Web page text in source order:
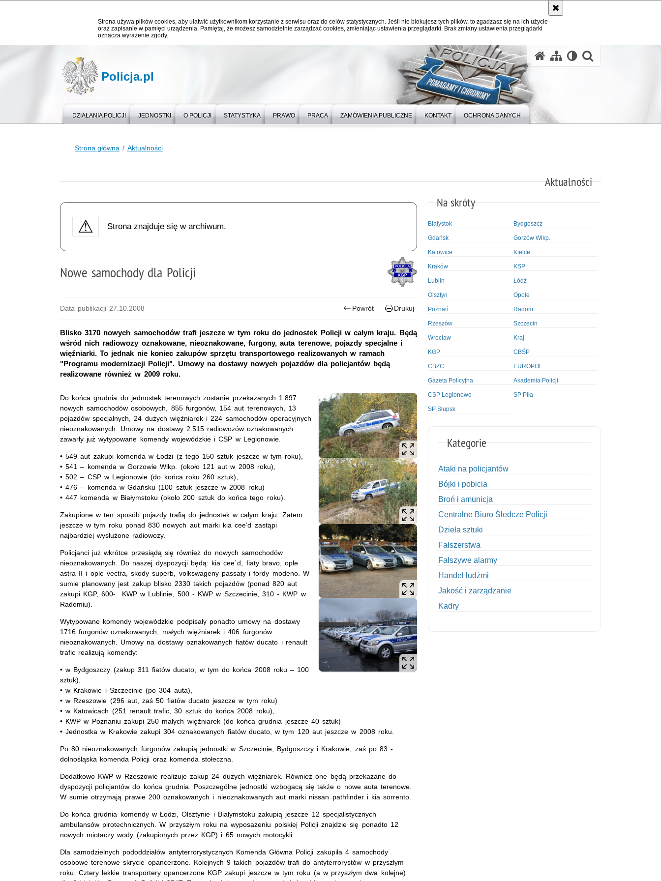
Strona używa plików cookies, aby ułatwić użytkownikom korzystanie z serwisu oraz do celów statystycznych. Jeśli nie blokujesz tych plików, to zgadzasz się na ich użycie
oraz zapisanie w pamięci urządzenia. Pamiętaj, że możesz samodzielnie zarządzać cookies, zmieniając ustawienia przeglądarki. Brak zmiany ustawienia przeglądarki
oznacza wyrażenie zgody.
Policja.pl
DZIAŁANIA POLICJI JEDNOSTKI O POLICJI STATYSTYKA PRAWO PRACA ZAMÓWIENIA PUBLICZNE KONTAKT OCHRONA DANYCH
Strona główna Aktualności
Aktualności
Strona znajduje się w archiwum.
Nowe samochody dla Policji
Data publikacji 27.10.2008 Powrót Drukuj
Blisko 3170 nowych samochodów trafi jeszcze w tym roku do jednostek Policji w całym kraju. Będą
wśród nich radiowozy oznakowane, nieoznakowane, furgony, auta terenowe, pojazdy specjalne i
więźniarki. To jednak nie koniec zakupów sprzętu transportowego realizowanych w ramach
"Programu modernizacji Policji". Umowy na dostawy nowych pojazdów dla policjantów będą
realizowane również w 2009 roku.
Do końca grudnia do jednostek terenowych zostanie przekazanych 1.897
nowych samochodów osobowych, 855 furgonów, 154 aut terenowych, 13
pojazdów specjalnych, 24 dużych więźniarek i 224 samochodów operacyjnych
nieoznakowanych. Umowy na dostawy 2.515 radiowozów oznakowanych
zawarły już wytypowane komendy wojewódzkie i CSP w Legionowie.
• 549 aut zakupi komenda w Łodzi (z tego 150 sztuk jeszcze w tym roku),
• 541 – komenda w Gorzowie Wlkp. (około 121 aut w 2008 roku),
• 502 – CSP w Legionowie (do końca roku 260 sztuk),
• 476 – komenda w Gdańsku (100 sztuk jeszcze w 2008 roku)
• 447 komenda w Białymstoku (około 200 sztuk do końca tego roku).
Zakupione w ten sposób pojazdy trafią do jednostek w całym kraju. Zatem
jeszcze w tym roku ponad 830 nowych aut marki kia cee’d zastąpi
najbardziej wysłużone radiowozy.
Policjanci już wkrótce przesiądą się również do nowych samochodów
nieoznakowanych. Do naszej dyspozycji będą: kia cee`d, fiaty bravo, ople
astra II i ople vectra, skody superb, volkswageny passaty i fordy modeno. W
sumie planowany jest zakup blisko 2330 takich pojazdów (ponad 820 aut
zakupi KGP, 600- KWP w Lublinie, 500 - KWP w Szczecinie, 310 - KWP w
Radomiu).
Wytypowane komendy wojewódzkie podpisały ponadto umowy na dostawy
1716 furgonów oznakowanych, małych więźniarek i 406 furgonów
nieoznakowanych. Umowy na dostawy oznakowanych fiatów ducato i renault
trafic realizują komendy:
• w Bydgoszczy (zakup 311 fiatów ducato, w tym do końca 2008 roku – 100
sztuk),
• w Krakowie i Szczecinie (po 304 auta),
• w Rzeszowie (296 aut, zaś 50 fiatów ducato jeszcze w tym roku)
• w Katowicach (251 renault trafic, 30 sztuk do końca 2008 roku),
• KWP w Poznaniu zakupi 250 małych więźniarek (do końca grudnia jeszcze 40 sztuk)
• Jednostka w Krakowie zakupi 304 oznakowanych fiatów ducato, w tym 120 aut jeszcze w 2008 roku.
Po 80 nieoznakowanych furgonów zakupią jednostki w Szczecinie, Bydgoszczy i Krakowie, zaś po 83 -
dolnośląska komenda Policji oraz komenda stołeczna.
Dodatkowo KWP w Rzeszowie realizuje zakup 24 dużych więźniarek. Również one będą przekazane do
dyspozycji policjantów do końca grudnia. Poszczególne jednostki wzbogacą się także o nowe auta terenowe.
W sumie otrzymają prawie 200 oznakowanych i nieoznakowanych aut marki nissan pathfinder i kia sorrento.
Do końca grudnia komendy w Łodzi, Olsztynie i Białymstoku zakupią jeszcze 12 specjalistycznych
ambulansów pirotechnicznych. W przyszłym roku na wyposażeniu polskiej Policji znajdzie się ponadto 12
nowych miotaczy wody (zakupionych przez KGP) i 65 nowych motocykli.
Dla samodzielnych pododdziałów antyterrorystycznych Komenda Główna Policji zakupiła 4 samochody
osobowe terenowe skrycie opancerzone. Kolejnych 9 takich pojazdów trafi do antyterrorystów w przyszłym
roku. Cztery lekkie transportery opancerzone KGP zakupi jeszcze w tym roku (a w przyszłym dwa kolejne)
Na skróty
Białystok Bydgoszcz
Gdańsk Gorzów Wlkp.
Katowice Kielce
Kraków KSP
Lublin Łódź
Olsztyn Opole
Poznań Radom
Rzeszów Szczecin
Wrocław Kraj
KGP CBŚP
CBZC EUROPOL
Gazeta Policyjna Akademia Policji
CSP Legionowo SP Piła
SP Słupsk
Kategorie
Ataki na policjantów
Bójki i pobicia
Broń i amunicja
Centralne Biuro Śledcze Policji
Dzieła sztuki
Fałszerstwa
Fałszywe alarmy
Handel ludźmi
Jakość i zarządzanie
Kadry